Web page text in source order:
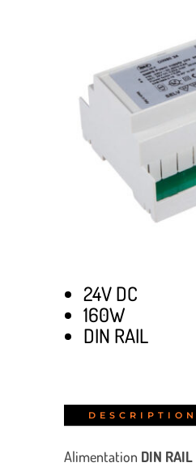
24V DC
160W
DIN RAIL
DESCRIPTION
Alimentation DIN RAIL